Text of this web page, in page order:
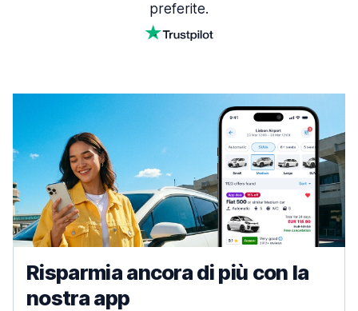
preferite.
Risparmia ancora di più con la
nostra app